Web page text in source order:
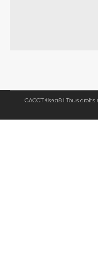
CACCT ©2018 I Tous droits